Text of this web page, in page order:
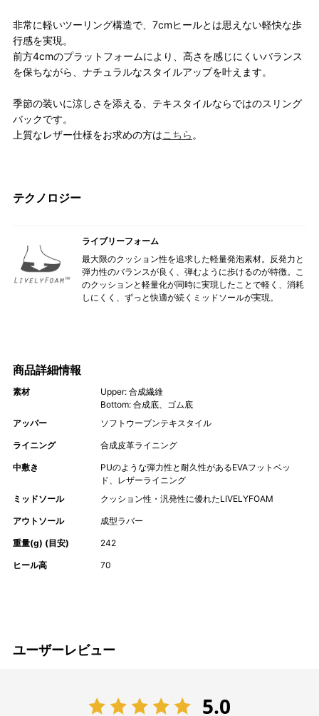
非常に軽いツーリング構造で、7cmヒールとは思えない軽快な歩
行感を実現。
前方4cmのプラットフォームにより、高さを感じにくいバランス
を保ちながら、ナチュラルなスタイルアップを叶えます。
季節の装いに涼しさを添える、テキスタイルならではのスリング
バックです。
上質なレザー仕様をお求めの方はこちら 。
テクノロジー
ライブリーフォーム
最大限のクッション性を追求した軽量発泡素材。反発力と
弾力性のバランスが良く、弾むように歩けるのが特徴。こ
のクッションと軽量化が同時に実現したことで軽く、消耗
しにくく、ずっと快適が続くミッドソールが実現。
商品詳細情報
素材
Upper: 合成繊維
Bottom: 合成底、ゴム底
アッパー
ソフトウーブンテキスタイル
ライニング 合成皮革ライニング
中敷き
PUのような弾力性と耐久性があるEVAフットベッ
ド、レザーライニング
ミッドソール
クッション性・汎発性に優れたLIVELYFOAM
アウトソール 成型ラバー
重量(g) (目安) 242
ヒール高 70
ユーザーレビュー
5.0